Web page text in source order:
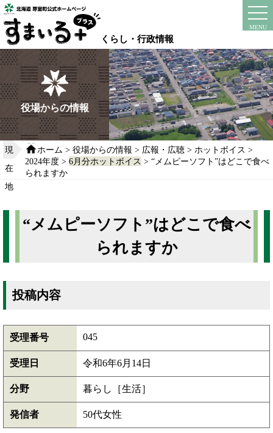
本
文
へ
移
動
る
くらし・行政情報
MENU
instagram
役場からの情報
現
在
地
ホーム > 役場からの情報 > 広報・広聴> ホットボイス >
2024年度> 6月分ホットボイス > “メムピーソフト”はどこで食べ
られますか
“メムピーソフト”はどこで食べ
られますか
投稿内容
受理番号 045
受理日 令和6年6月14日
分野 暮らし［生活］
発信者 50代女性